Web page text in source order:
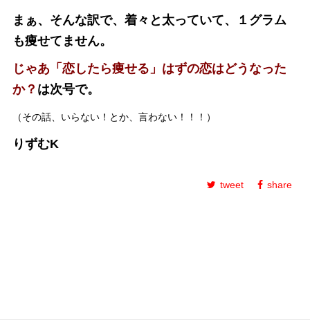
まぁ、そんな訳で、着々と太っていて、１グラム
も痩せてません。
じゃあ「恋したら痩せる」はずの恋はどうなった
か？ は次号で。
（その話、いらない！とか、言わない！！！）
りずむK
tweet share